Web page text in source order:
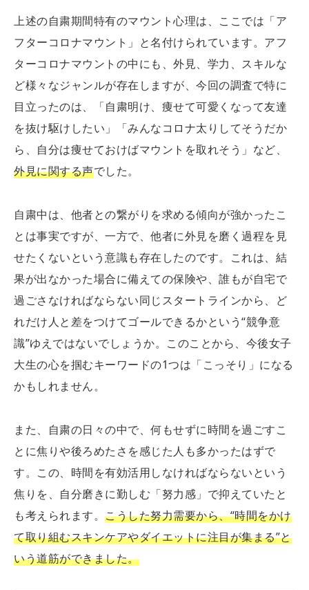
上述の自粛期間特有のマウント心理は、ここでは「ア
フターコロナマウント」と名付けられています。アフ
ターコロナマウントの中にも、外見、学力、スキルな
ど様々なジャンルが存在しますが、今回の調査で特に
目立ったのは、「自粛明け、痩せて可愛くなって友達
を抜け駆けしたい」「みんなコロナ太りしてそうだか
ら、自分は痩せておけばマウントを取れそう」など、
外見に関する声でした。
自粛中は、他者との繋がりを求める傾向が強かったこ
とは事実ですが、一方で、他者に外見を磨く過程を見
せたくないという意識も存在したのです。これは、結
果が出なかった場合に備えての保険や、誰もが自宅で
過ごさなければならない同じスタートラインから、ど
れだけ人と差をつけてゴールできるかという“競争意
識”ゆえではないでしょうか。このことから、今後女子
大生の心を掴むキーワードの1つは「こっそり」になる
かもしれません。
また、自粛の日々の中で、何もせずに時間を過ごすこ
とに焦りや後ろめたさを感じた人も多かったはずで
す。この、時間を有効活用しなければならないという
焦りを、自分磨きに勤しむ「努力感」で抑えていたと
も考えられます。 こうした努力需要から、“時間をかけ
て取り組むスキンケアやダイエットに注目が集まる”と
いう道筋ができました。